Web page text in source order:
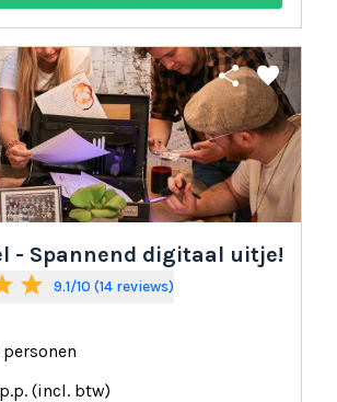
share favorite
- Spannend digitaal uitje!
star 9.1/10 (14 reviews)
(incl. btw)